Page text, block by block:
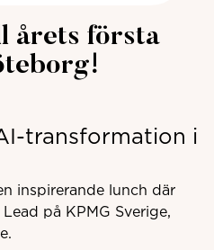
årets första
transformation i
inspirerande lunch där
på KPMG Sverige,